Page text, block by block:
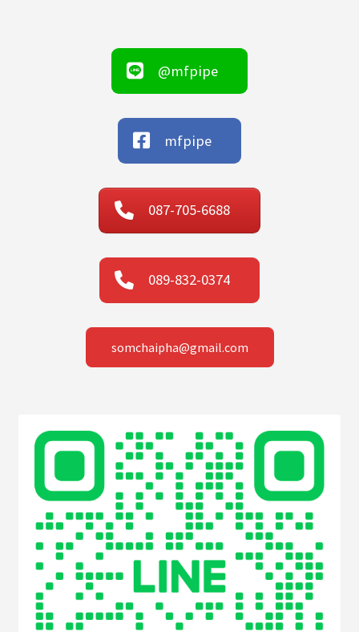
@mfpipe
mfpipe
087-705-6688
089-832-0374
somchaipha@gmail.com